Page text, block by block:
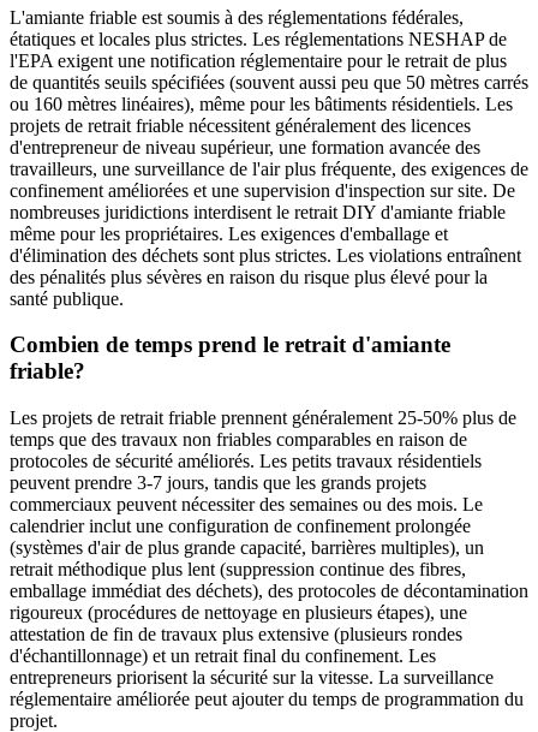
L'amiante friable est soumis à des réglementations fédérales,
étatiques et locales plus strictes. Les réglementations NESHAP de
l'EPA exigent une notification réglementaire pour le retrait de plus
de quantités seuils spécifiées (souvent aussi peu que 50 mètres carrés
ou 160 mètres linéaires), même pour les bâtiments résidentiels. Les
projets de retrait friable nécessitent généralement des licences
d'entrepreneur de niveau supérieur, une formation avancée des
travailleurs, une surveillance de l'air plus fréquente, des exigences de
confinement améliorées et une supervision d'inspection sur site. De
nombreuses juridictions interdisent le retrait DIY d'amiante friable
même pour les propriétaires. Les exigences d'emballage et
d'élimination des déchets sont plus strictes. Les violations entraînent
des pénalités plus sévères en raison du risque plus élevé pour la
santé publique.
Combien de temps prend le retrait d'amiante
friable?
Les projets de retrait friable prennent généralement 25-50% plus de
temps que des travaux non friables comparables en raison de
protocoles de sécurité améliorés. Les petits travaux résidentiels
peuvent prendre 3-7 jours, tandis que les grands projets
commerciaux peuvent nécessiter des semaines ou des mois. Le
calendrier inclut une configuration de confinement prolongée
(systèmes d'air de plus grande capacité, barrières multiples), un
retrait méthodique plus lent (suppression continue des fibres,
emballage immédiat des déchets), des protocoles de décontamination
rigoureux (procédures de nettoyage en plusieurs étapes), une
attestation de fin de travaux plus extensive (plusieurs rondes
d'échantillonnage) et un retrait final du confinement. Les
entrepreneurs priorisent la sécurité sur la vitesse. La surveillance
réglementaire améliorée peut ajouter du temps de programmation du
projet.